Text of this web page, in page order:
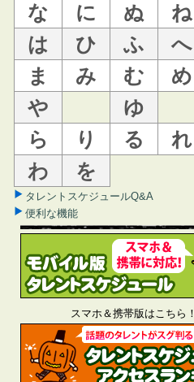
な
に ぬ ね
は
ひ ふ へ
ま
み む め
や
ゆ
ら
り る れ
わ
を
タレントスケジュールQ&A
便利な機能
スマホ＆携帯版はこちら！